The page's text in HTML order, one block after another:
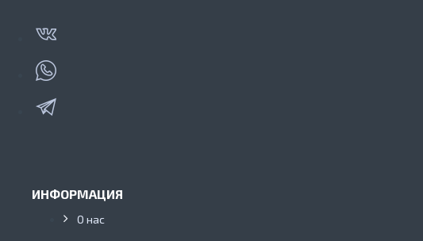
ИНФОРМАЦИЯ
О нас